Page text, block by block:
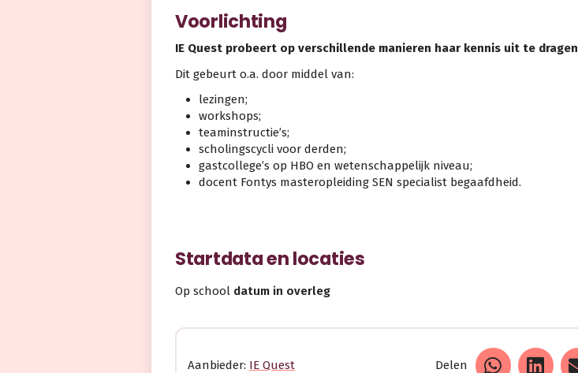
Voorlichting
IE Quest probeert op verschillende manieren haar kennis uit te dragen
Dit gebeurt o.a. door middel van:
lezingen;
workshops;
teaminstructie’s;
scholingscycli voor derden;
gastcollege’s op HBO en wetenschappelijk niveau;
docent Fontys masteropleiding SEN specialist begaafdheid.
Startdata en locaties
Op school datum in overleg
Aanbieder: IE Quest Delen